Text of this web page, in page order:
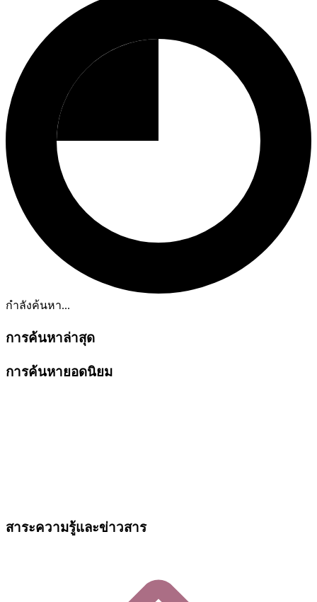
กำลังค้นหา...
การค้นหาล่าสุด
การค้นหายอดนิยม
สาระความรู้และข่าวสาร